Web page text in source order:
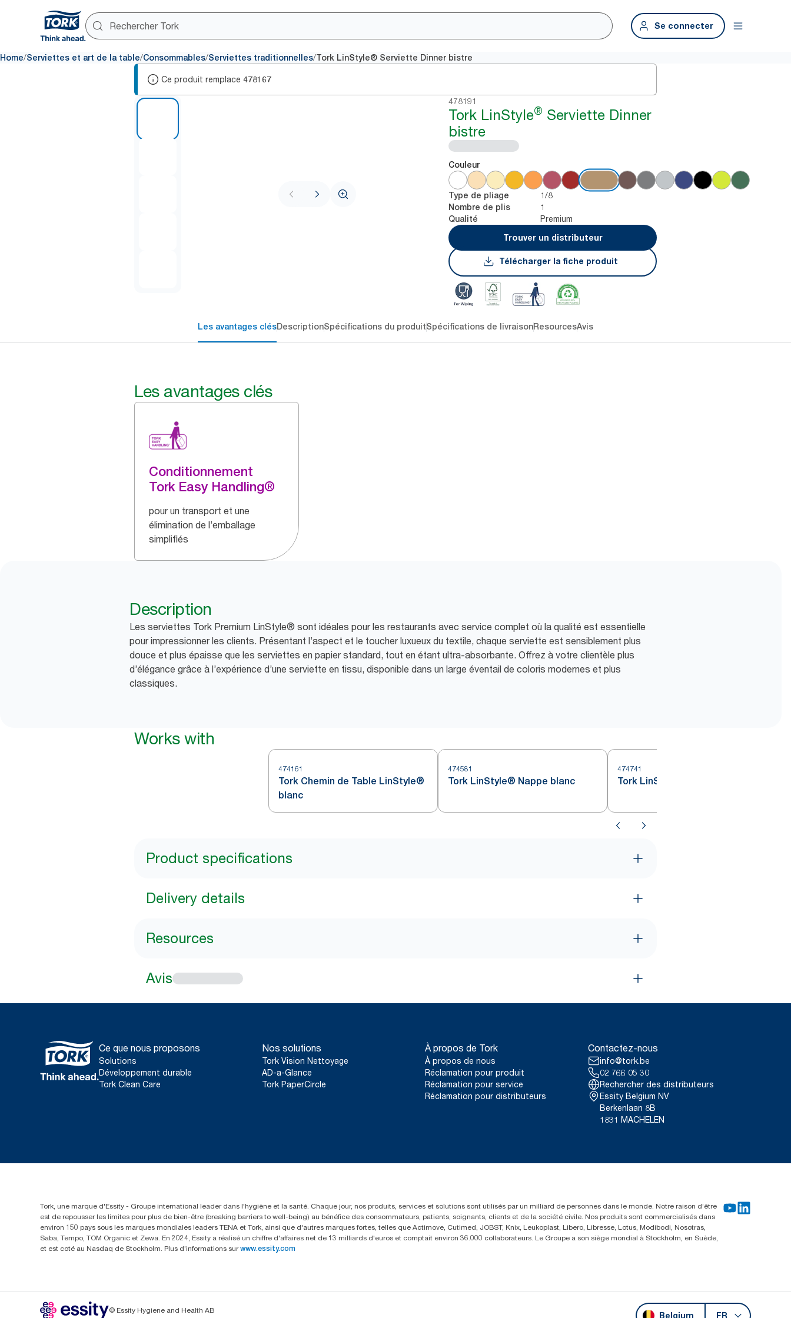
Se connecter
Home/Serviettes et art de la table/Consommables/Serviettes traditionnelles/Tork LinStyle® Serviette Dinner bistre
Ce produit remplace 478167
478191
Tork LinStyle® Serviette Dinner
bistre
Couleur
Type de pliage 1/8
Nombre de plis 1
Qualité
Premium
Trouver un distributeur
Télécharger la fiche produit
Les avantages clésDescriptionSpécifications du produitSpécifications de livraisonResourcesAvis
Les avantages clés
Conditionnement
Tork Easy Handling®
pour un transport et une
élimination de l’emballage
simplifiés
Description
Les serviettes Tork Premium LinStyle® sont idéales pour les restaurants avec service complet où la qualité est essentielle
pour impressionner les clients. Présentant l’aspect et le toucher luxueux du textile, chaque serviette est sensiblement plus
douce et plus épaisse que les serviettes en papier standard, tout en étant ultra-absorbante. Offrez à votre clientèle plus
d’élégance grâce à l’expérience d’une serviette en tissu, disponible dans un large éventail de coloris modernes et plus
classiques.
Works with
474161
Tork Chemin de Table LinStyle®
blanc
474581
Tork LinStyle® Nappe blanc
474741
Tork LinStyle® Surnappe blanc
Product specifications
Delivery details
Resources
Avis
Ce que nous proposons
Solutions
Développement durable
Tork Clean Care
Nos solutions
Tork Vision Nettoyage
AD-a-Glance
Tork PaperCircle
À propos de Tork
À propos de nous
Réclamation pour produit
Réclamation pour service
Réclamation pour distributeurs
Contactez-nous
info@tork.be
02 766 05 30
Rechercher des distributeurs
Essity Belgium NV
Berkenlaan 8B
1831 MACHELEN
Tork, une marque d'Essity - Groupe international leader dans l'hygiène et la santé. Chaque jour, nos produits, services et solutions sont utilisés par un milliard de personnes dans le monde. Notre raison d’être
est de repousser les limites pour plus de bien-être (breaking barriers to well-being) au bénéfice des consommateurs, patients, soignants, clients et de la société civile. Nos produits sont commercialisés dans
environ 150 pays sous les marques mondiales leaders TENA et Tork, ainsi que d'autres marques fortes, telles que Actimove, Cutimed, JOBST, Knix, Leukoplast, Libero, Libresse, Lotus, Modibodi, Nosotras,
Saba, Tempo, TOM Organic et Zewa. En 2024, Essity a réalisé un chiffre d'affaires net de 13 milliards d'euros et comptait environ 36.000 collaborateurs. Le Groupe a son siège mondial à Stockholm, en Suède,
et est coté au Nasdaq de Stockholm. Plus d’informations sur www.essity.com
© Essity Hygiene and Health AB
Belgium FR